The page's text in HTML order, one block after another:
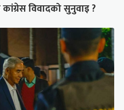
विवादको सुनुवाइ ?